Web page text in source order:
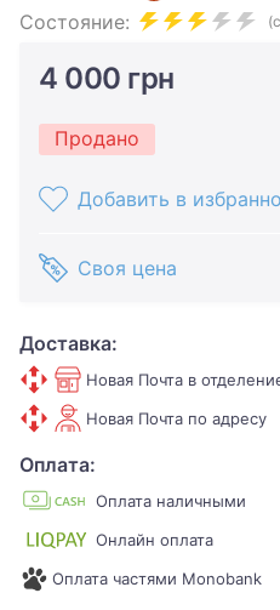
Состояние:
4 000 грн
Продано
Добавить в
Своя цена
Доставка:
Новая Почта в
Новая Почта по адресу
Оплата:
Оплата наличными
Онлайн оплата
Оплата частями Monobank